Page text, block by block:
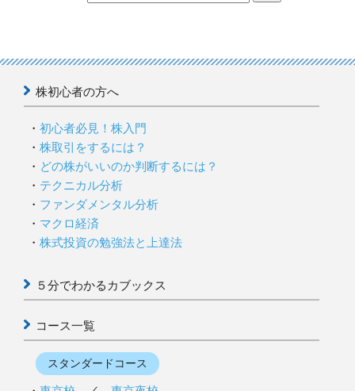
株初心者の方へ
初心者必見！株入門
株取引をするには？
どの株がいいのか判断するには？
テクニカル分析
ファンダメンタル分析
マクロ経済
株式投資の勉強法と上達法
５分でわかるカブックス
コース一覧
スタンダードコース